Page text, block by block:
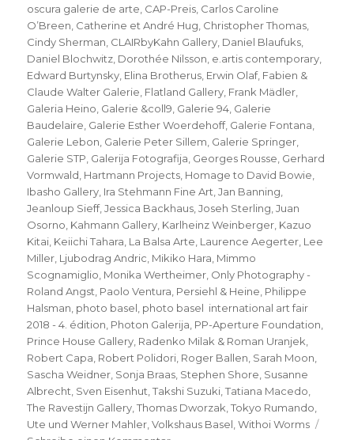
oscura galerie de arte, CAP-Preis, Carlos Caroline
O’Breen, Catherine et André Hug, Christopher Thomas,
Cindy Sherman, CLAIRbyKahn Gallery, Daniel Blaufuks,
Daniel Blochwitz, Dorothée Nilsson, e.artis contemporary,
Edward Burtynsky, Elina Brotherus, Erwin Olaf, Fabien &
Claude Walter Galerie, Flatland Gallery, Frank Mädler,
Galeria Heino, Galerie &coll9, Galerie 94, Galerie
Baudelaire, Galerie Esther Woerdehoff, Galerie Fontana,
Galerie Lebon, Galerie Peter Sillem, Galerie Springer,
Galerie STP, Galerija Fotografija, Georges Rousse, Gerhard
Vormwald, Hartmann Projects, Homage to David Bowie,
Ibasho Gallery, Ira Stehmann Fine Art,Jan Banning,
Jeanloup Sieff,Jessica Backhaus,Joseh Sterling,Juan
Osorno, Kahmann Gallery, Karlheinz Weinberger, Kazuo
Kitai, Keiichi Tahara, La Balsa Arte, Laurence Aegerter, Lee
Miller, Ljubodrag Andric, Mikiko Hara, Mimmo
Scognamiglio, Monika Wertheimer, Only Photography -
Roland Angst, Paolo Ventura, Persiehl & Heine, Philippe
Halsman, photo basel, photo basel international art fair
2018 - 4. édition, Photon Galerija, PP-Aperture Foundation,
Prince House Gallery, Radenko Milak & Roman Uranjek,
Robert Capa, Robert Polidori, Roger Ballen, Sarah Moon,
Sascha Weidner, Sonja Braas, Stephen Shore, Susanne
Albrecht, Sven Eisenhut,Takshi Suzuki,Tatiana Macedo,
The Ravestijn Gallery,Thomas Dworzak,Tokyo Rumando,
Ute und Werner Mahler,Volkshaus Basel,Withoi Worms